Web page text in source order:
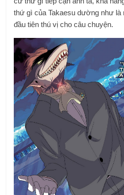
thứ gì của Takaesu dường như là
đầu tiên thú vị cho câu chuyện.